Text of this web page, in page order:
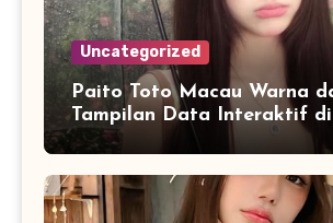
Uncategorized
Paito Toto Macau Warna
Tampilan Data Interaktif
Informasi Digital Modern